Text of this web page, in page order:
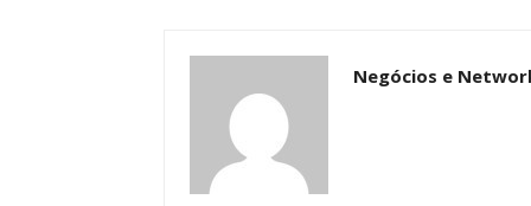
Negócios e